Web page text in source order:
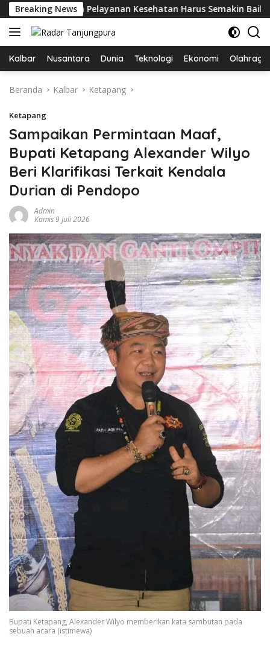
Langsung
ke
konten
Breaking News
Pelayanan Kesehatan Harus Semakin Baik
Kalbar Nusantara Dunia Teknologi Ekonomi Olahraga
Beranda Kalbar Ketapang
Ketapang
Sampaikan Permintaan Maaf,
Bupati Ketapang Alexander Wilyo
Beri Klarifikasi Terkait Kendala
Durian di Pendopo
Admin
Kamis 9 Juli 2026
Bupati Ketapang, Alexander Wilyo memberikan kata sambutan pada
sebuah acara (istimewa)